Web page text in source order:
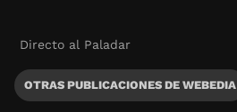
Directo al Paladar
OTRAS PUBLICACIONES DE WEBEDIA